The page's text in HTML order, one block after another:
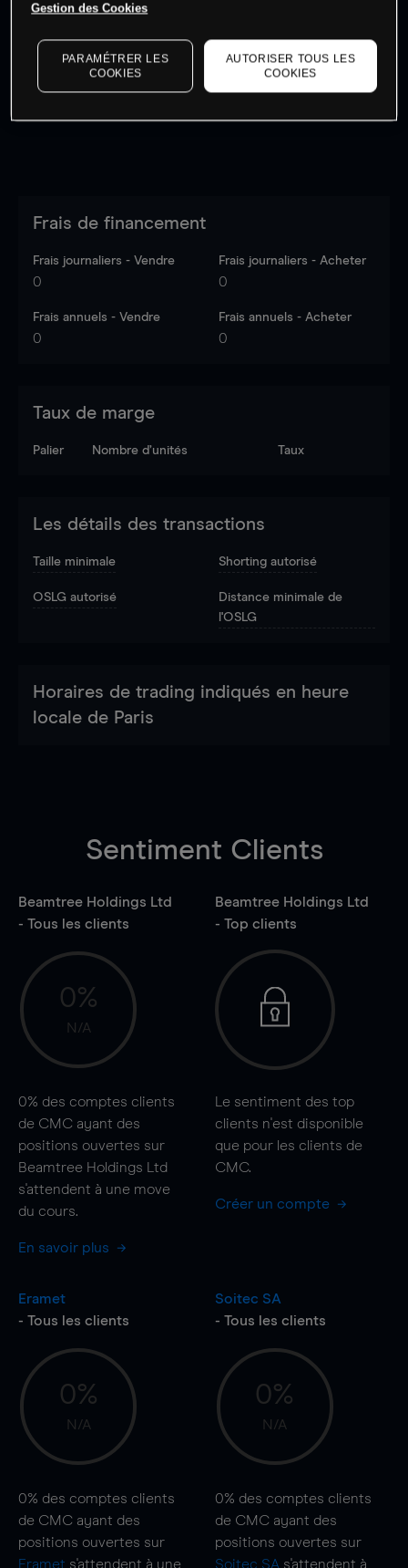
dernières données du marché.Log into see latest
market data
Frais de financement
Frais journaliers - Vendre
0
Frais journaliers - Acheter
0
Frais annuels - Vendre
0
Frais annuels - Acheter
0
Taux de marge
Palier Nombre d’unités Taux
Les détails des transactions
Taille minimale Shorting autorisé
OSLG autorisé
Distance minimale de
l'OSLG
Horaires de trading indiqués en heure
locale de Paris
Sentiment Clients
Beamtree Holdings Ltd
- Tous les clients
0%
N/A
0% des comptes clients
de CMC ayant des
positions ouvertes sur
Beamtree Holdings Ltd
s'attendent à une move
du cours.
En savoir plus
Beamtree Holdings Ltd
- Top clients
Le sentiment des top
clients n'est disponible
que pour les clients de
CMC.
Créer un compte
Eramet
- Tous les clients
0%
N/A
0% des comptes clients
de CMC ayant des
positions ouvertes sur
Eramet s'attendent à une
Soitec SA
- Tous les clients
0%
N/A
0% des comptes clients
de CMC ayant des
positions ouvertes sur
Soitec SA s'attendent à
Gestion des Cookies
PARAMÉTRER LES
COOKIES
AUTORISER TOUS LES
COOKIES